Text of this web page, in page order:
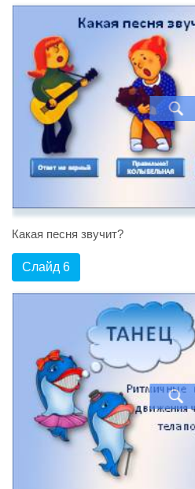
Какая песня звучит?
Слайд 6